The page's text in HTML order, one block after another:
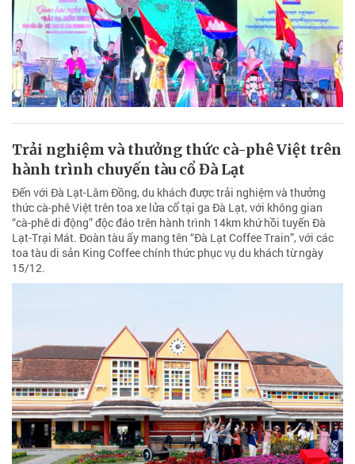
Trải nghiệm và thưởng thức cà-phê Việt trên
hành trình chuyến tàu cổ Đà Lạt
Đến với Đà Lạt-Lâm Đồng, du khách được trải nghiệm và thưởng
thức cà-phê Việt trên toa xe lửa cổ tại ga Đà Lạt, với không gian
“cà-phê di động” độc đáo trên hành trình 14km khứ hồi tuyến Đà
Lạt-Trại Mát. Đoàn tàu ấy mang tên “Đà Lạt Coffee Train”, với các
toa tàu di sản King Coffee chính thức phục vụ du khách từ ngày
15/12.